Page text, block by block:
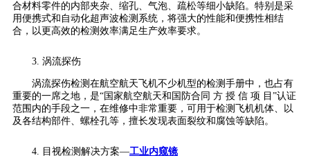
合材料零件的内部夹杂、缩孔、气泡、疏松等细小缺陷。特别是采
用便携式和自动化超声波检测系统，将强大的性能和便携性相结
合，以更高效的检测效率满足生产效率要求。
3. 涡流探伤
涡流探伤检测在航空航天飞机不少机型的检测手册中，也占有
重要的一席之地，是“国家航空航天和国防合同 方 授 信 项 目”认证
范围内的手段之一，在维修中非常重要，可用于检测飞机机体、以
及各结构部件、螺栓孔等，擅长发现表面裂纹和腐蚀等缺陷。
4. 目视检测解决方案—工业内窥镜